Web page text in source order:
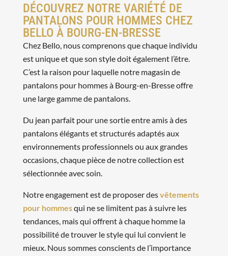
DÉCOUVREZ NOTRE VARIÉTÉ DE
PANTALONS POUR HOMMES CHEZ
BELLO À BOURG-EN-BRESSE
Chez Bello, nous comprenons que chaque individu
est unique et que son style doit également l’être.
C’est la raison pour laquelle notre magasin de
pantalons pour hommes à Bourg-en-Bresse offre
une large gamme de pantalons.
Du jean parfait pour une sortie entre amis à des
pantalons élégants et structurés adaptés aux
environnements professionnels ou aux grandes
occasions, chaque pièce de notre collection est
sélectionnée avec soin.
Notre engagement est de proposer desvêtements
pour hommesqui ne se limitent pas à suivre les
tendances, mais qui offrent à chaque homme la
possibilité de trouver le style qui lui convient le
mieux. Nous sommes conscients de l’importance